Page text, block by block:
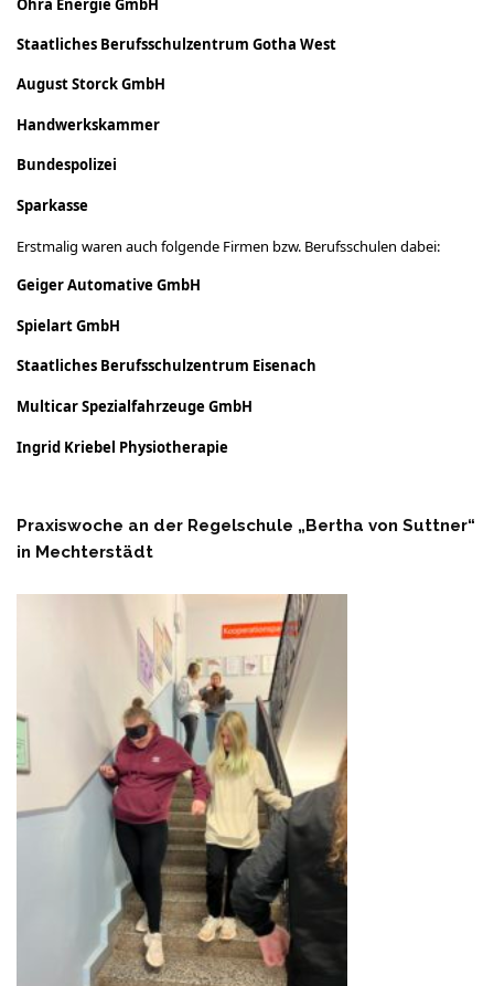
Ohra Energie GmbH
Staatliches Berufsschulzentrum Gotha West
August Storck GmbH
Handwerkskammer
Bundespolizei
Sparkasse
Erstmalig waren auch folgende Firmen bzw. Berufsschulen dabei:
Geiger Automative GmbH
Spielart GmbH
Staatliches Berufsschulzentrum Eisenach
Multicar Spezialfahrzeuge GmbH
Ingrid Kriebel Physiotherapie
Praxiswoche an der Regelschule „Bertha von Suttner“
in Mechterstädt